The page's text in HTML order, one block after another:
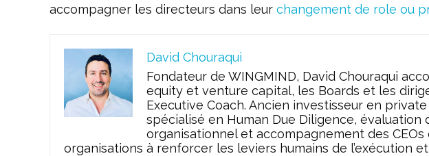
accompagner les directeurs dans leur changement de role ou
David Chouraqui
Fondateur de WINGMIND, David Chouraqui
equity et venture capital, les Boards et les
Executive Coach. Ancien investisseur en
spécialisé en Human Due Diligence, évaluation
organisationnel et accompagnement des CEOs
organisations à renforcer les leviers humains de l’exécution